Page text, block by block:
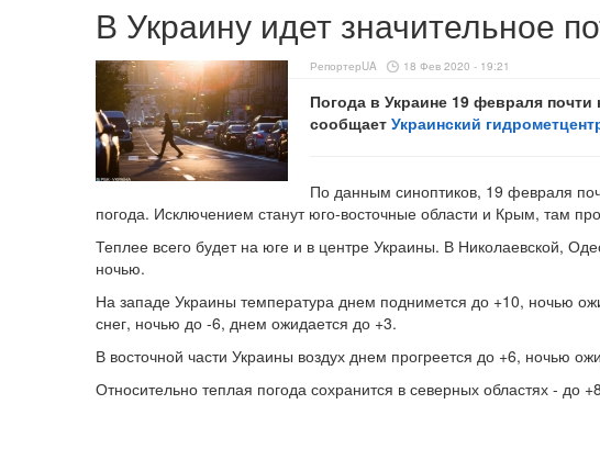
В Украину идет значительное
РепортерUA 18 Фев 2020 - 19:21
Погода в Украине 19 февраля
сообщает Украинский
По данным синоптиков, 19 февраля
погода. Исключением станут юго-восточные области и Крым, там
Теплее всего будет на юге и в центре Украины. В Николаевской,
ночью.
На западе Украины температура днем поднимется до +10, ночью
снег, ночью до -6, днем ожидается до +3.
В восточной части Украины воздух днем прогреется до +6, ночью
Относительно теплая погода сохранится в северных областях - до